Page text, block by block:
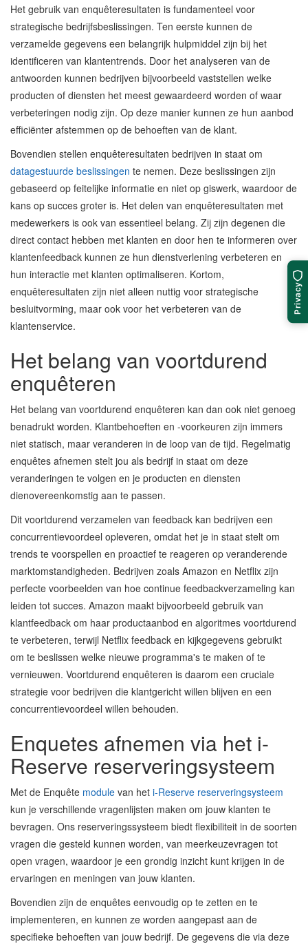
Het gebruik van enquêteresultaten is fundamenteel voor
strategische bedrijfsbeslissingen. Ten eerste kunnen de
verzamelde gegevens een belangrijk hulpmiddel zijn bij het
identificeren van klantentrends. Door het analyseren van de
antwoorden kunnen bedrijven bijvoorbeeld vaststellen welke
producten of diensten het meest gewaardeerd worden of waar
verbeteringen nodig zijn. Op deze manier kunnen ze hun aanbod
efficiënter afstemmen op de behoeften van de klant.
Bovendien stellen enquêteresultaten bedrijven in staat om
datagestuurde beslissingen te nemen. Deze beslissingen zijn
gebaseerd op feitelijke informatie en niet op giswerk, waardoor de
kans op succes groter is. Het delen van enquêteresultaten met
medewerkers is ook van essentieel belang. Zij zijn degenen die
direct contact hebben met klanten en door hen te informeren over
klantenfeedback kunnen ze hun dienstverlening verbeteren en
hun interactie met klanten optimaliseren. Kortom,
enquêteresultaten zijn niet alleen nuttig voor strategische
besluitvorming, maar ook voor het verbeteren van de
klantenservice.
Het belang van voortdurend
enquêteren
Het belang van voortdurend enquêteren kan dan ook niet genoeg
benadrukt worden. Klantbehoeften en -voorkeuren zijn immers
niet statisch, maar veranderen in de loop van de tijd. Regelmatig
enquêtes afnemen stelt jou als bedrijf in staat om deze
veranderingen te volgen en je producten en diensten
dienovereenkomstig aan te passen.
Dit voortdurend verzamelen van feedback kan bedrijven een
concurrentievoordeel opleveren, omdat het je in staat stelt om
trends te voorspellen en proactief te reageren op veranderende
marktomstandigheden. Bedrijven zoals Amazon en Netflix zijn
perfecte voorbeelden van hoe continue feedbackverzameling kan
leiden tot succes. Amazon maakt bijvoorbeeld gebruik van
klantfeedback om haar productaanbod en algoritmes voortdurend
te verbeteren, terwijl Netflix feedback en kijkgegevens gebruikt
om te beslissen welke nieuwe programma's te maken of te
vernieuwen. Voortdurend enquêteren is daarom een cruciale
strategie voor bedrijven die klantgericht willen blijven en een
concurrentievoordeel willen behouden.
Enquetes afnemen via het i-
Reserve reserveringsysteem
Met de Enquête module van het i-Reserve reserveringsysteem
kun je verschillende vragenlijsten maken om jouw klanten te
bevragen. Ons reserveringssysteem biedt flexibiliteit in de soorten
vragen die gesteld kunnen worden, van meerkeuzevragen tot
open vragen, waardoor je een grondig inzicht kunt krijgen in de
ervaringen en meningen van jouw klanten.
Bovendien zijn de enquêtes eenvoudig op te zetten en te
implementeren, en kunnen ze worden aangepast aan de
specifieke behoeften van jouw bedrijf. De gegevens die via deze
Privacy